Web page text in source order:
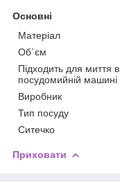
Основні
Матеріал
Об`єм
Підходить для миття в
посудомийній машині
Виробник
Тип посуду
Ситечко
Приховати